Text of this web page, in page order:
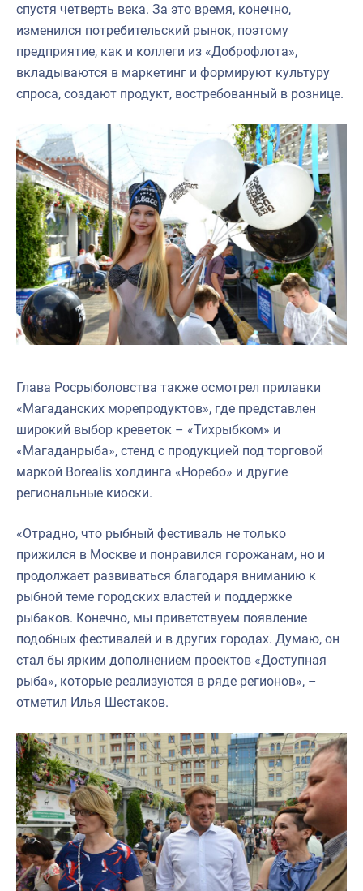
спустя четверть века. За это время, конечно,
изменился потребительский рынок, поэтому
предприятие, как и коллеги из «Доброфлота»,
вкладываются в маркетинг и формируют культуру
спроса, создают продукт, востребованный в рознице.
Глава Росрыболовства также осмотрел прилавки
«Магаданских морепродуктов», где представлен
широкий выбор креветок – «Тихрыбком» и
«Магаданрыба», стенд с продукцией под торговой
маркой Borealis холдинга «Норебо» и другие
региональные киоски.
«Отрадно, что рыбный фестиваль не только
прижился в Москве и понравился горожанам, но и
продолжает развиваться благодаря вниманию к
рыбной теме городских властей и поддержке
рыбаков. Конечно, мы приветствуем появление
подобных фестивалей и в других городах. Думаю, он
стал бы ярким дополнением проектов «Доступная
рыба», которые реализуются в ряде регионов», –
отметил Илья Шестаков.